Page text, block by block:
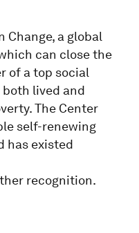
a global
can close the
of a top social
both lived and
The Center
self-renewing
has existed
recognition.